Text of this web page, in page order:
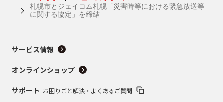
札幌市とジェイコム札幌「災害時等における緊急放送等
に関する協定」を締結
サービス情報
オンラインショップ
サポート お困りごと解決・よくあるご質問